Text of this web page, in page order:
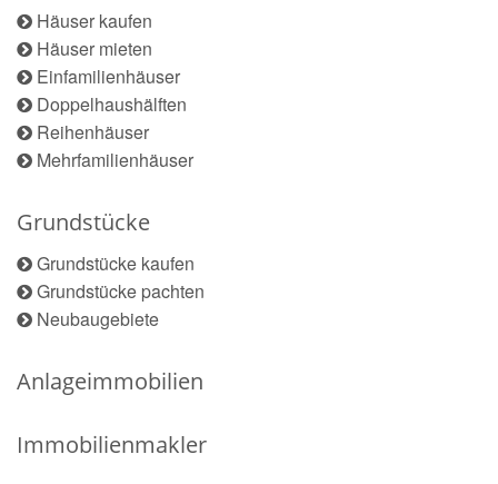
Häuser kaufen
Häuser mieten
Einfamilienhäuser
Doppelhaushälften
Reihenhäuser
Mehrfamilienhäuser
Grundstücke
Grundstücke kaufen
Grundstücke pachten
Neubaugebiete
Anlageimmobilien
Immobilienmakler